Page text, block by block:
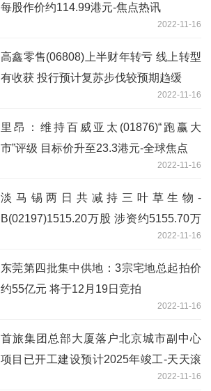
每股作价约114.99港元-焦点热讯
2022-11-16
高鑫零售(06808)上半财年转亏 线上转型
有收获 投行预计复苏步伐较预期趋缓
2022-11-16
里昂：维持百威亚太(01876)“跑赢大
市”评级 目标价升至23.3港元-全球焦点
2022-11-16
淡马锡两日共减持三叶草生物-
B(02197)1515.20万股 涉资约5155.70万
2022-11-16
东莞第四批集中供地：3宗宅地总起拍价
约55亿元 将于12月19日竞拍
2022-11-16
首旅集团总部大厦落户北京城市副中心
项目已开工建设预计2025年竣工-天天滚
2022-11-16